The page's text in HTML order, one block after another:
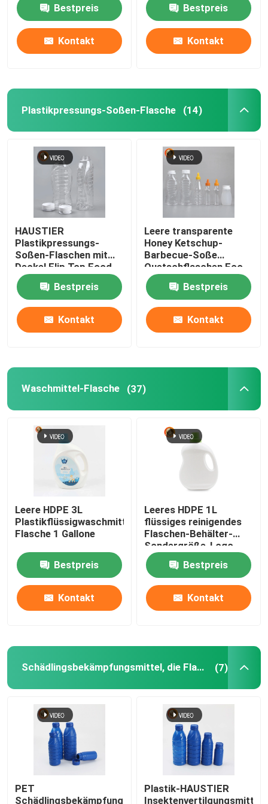
Startseite
Produkte
Videos
VR Show
Nachrichten
Plastiktablettenfläschchen
Plastikpressungs-Soßen-Flasche
Waschmittel-Flasche
Schädlingsbekämpfungsmittel, die Flaschen verpacken
Plastikflaschenkapsel
Plastikflaschen-Vorformling
Plastikwürzflaschen
Bestpreis
Kontakt
Bestpreis
Kontakt
Plastikpressungs-Soßen-Flasche (14)
HAUSTIER
Plastikpressungs-
Soßen-Flaschen mit
Deckel Flip Top Food
Grade
Bestpreis
Kontakt
Leere transparente
Honey Ketschup-
Barbecue-Soße
Quetschflaschen Eco
freundlich
Bestpreis
Kontakt
Waschmittel-Flasche (37)
Leere HDPE 3L
Plastikflüssigwaschmittel-
Flasche 1 Gallone
Bestpreis
Kontakt
Leeres HDPE 1L
flüssiges reinigendes
Flaschen-Behälter-
Sondergröße-Logo
Bestpreis
Kontakt
Schädlingsbekämpfungsmittel, die Flaschen verpacken (7)
PET
Schädlingsbekämpfungsmittel,
Plastik-HAUSTIER
Insektenvertilgungsmittel-